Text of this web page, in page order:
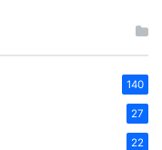
140
27
22